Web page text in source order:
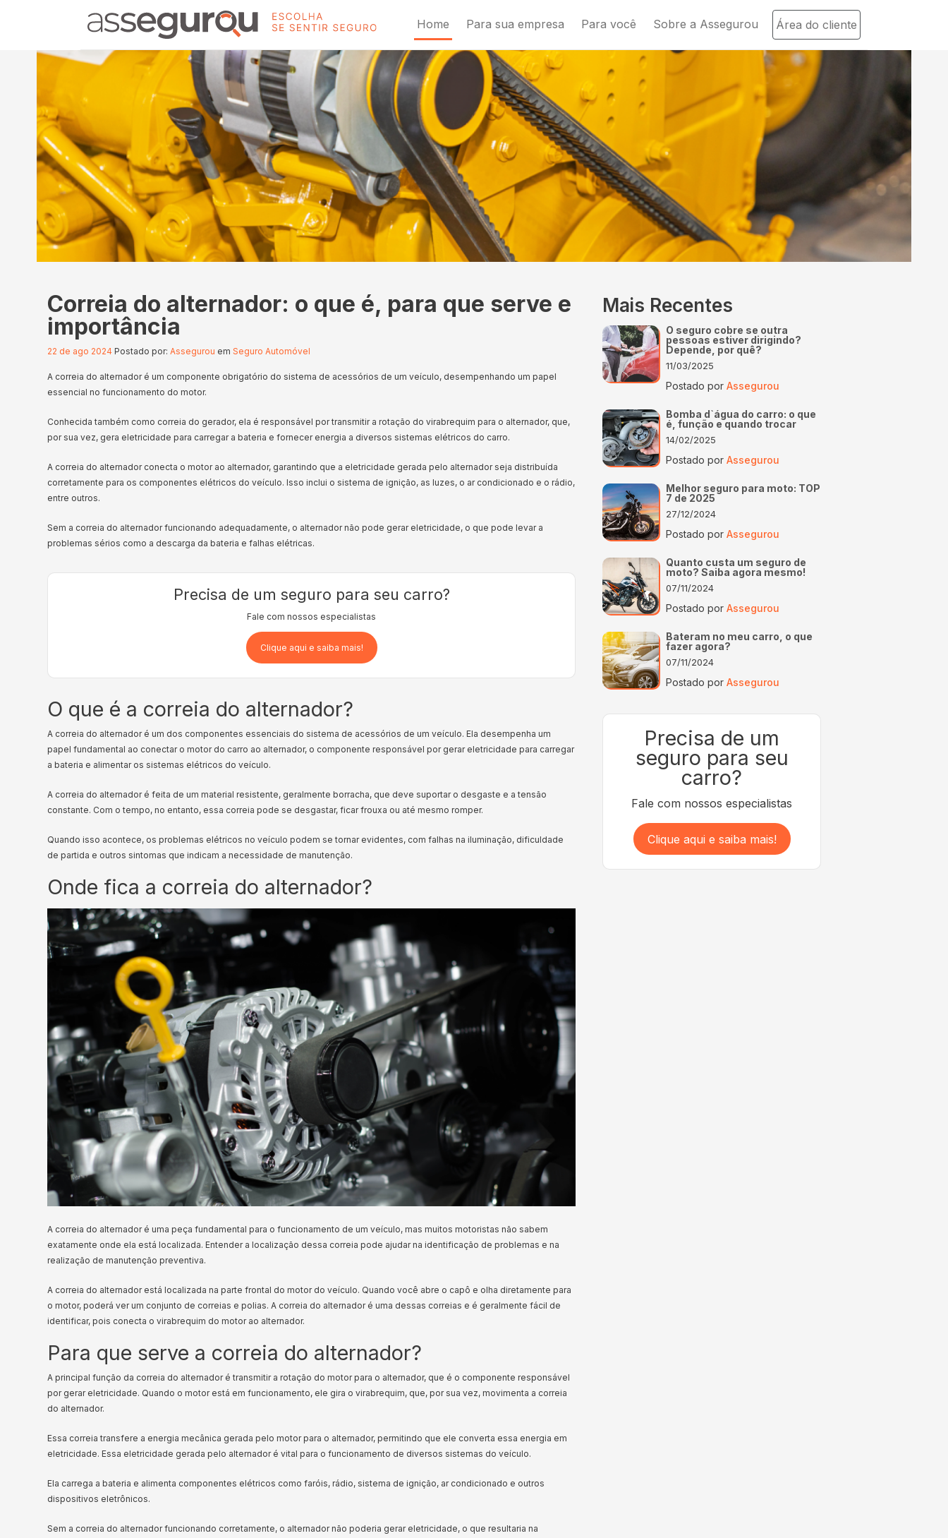
Home Para sua empresa Para você Sobre a Assegurou Área do cliente
Correia do alternador: o que é, para que serve e
importância
22 de ago 2024 Postado por: Assegurou em Seguro Automóvel
A correia do alternador é um componente obrigatório do sistema de acessórios de um veículo, desempenhando um papel
essencial no funcionamento do motor.
Conhecida também como correia do gerador, ela é responsável por transmitir a rotação do virabrequim para o alternador, que,
por sua vez, gera eletricidade para carregar a bateria e fornecer energia a diversos sistemas elétricos do carro.
A correia do alternador conecta o motor ao alternador, garantindo que a eletricidade gerada pelo alternador seja distribuída
corretamente para os componentes elétricos do veículo. Isso inclui o sistema de ignição, as luzes, o ar condicionado e o rádio,
entre outros.
Sem a correia do alternador funcionando adequadamente, o alternador não pode gerar eletricidade, o que pode levar a
problemas sérios como a descarga da bateria e falhas elétricas.
Precisa de um seguro para seu carro?
Fale com nossos especialistas
Clique aqui e saiba mais!
O que é a correia do alternador?
A correia do alternador é um dos componentes essenciais do sistema de acessórios de um veículo. Ela desempenha um
papel fundamental ao conectar o motor do carro ao alternador, o componente responsável por gerar eletricidade para carregar
a bateria e alimentar os sistemas elétricos do veículo.
A correia do alternador é feita de um material resistente, geralmente borracha, que deve suportar o desgaste e a tensão
constante. Com o tempo, no entanto, essa correia pode se desgastar, ficar frouxa ou até mesmo romper.
Quando isso acontece, os problemas elétricos no veículo podem se tornar evidentes, com falhas na iluminação, dificuldade
de partida e outros sintomas que indicam a necessidade de manutenção.
Onde fica a correia do alternador?
A correia do alternador é uma peça fundamental para o funcionamento de um veículo, mas muitos motoristas não sabem
exatamente onde ela está localizada. Entender a localização dessa correia pode ajudar na identificação de problemas e na
realização de manutenção preventiva.
A correia do alternador está localizada na parte frontal do motor do veículo. Quando você abre o capô e olha diretamente para
o motor, poderá ver um conjunto de correias e polias. A correia do alternador é uma dessas correias e é geralmente fácil de
identificar, pois conecta o virabrequim do motor ao alternador.
Para que serve a correia do alternador?
A principal função da correia do alternador é transmitir a rotação do motor para o alternador, que é o componente responsável
por gerar eletricidade. Quando o motor está em funcionamento, ele gira o virabrequim, que, por sua vez, movimenta a correia
do alternador.
Essa correia transfere a energia mecânica gerada pelo motor para o alternador, permitindo que ele converta essa energia em
eletricidade. Essa eletricidade gerada pelo alternador é vital para o funcionamento de diversos sistemas do veículo.
Ela carrega a bateria e alimenta componentes elétricos como faróis, rádio, sistema de ignição, ar condicionado e outros
dispositivos eletrônicos.
Sem a correia do alternador funcionando corretamente, o alternador não poderia gerar eletricidade, o que resultaria na
Mais Recentes
O seguro cobre se outra
pessoas estiver dirigindo?
Depende, por quê?
11/03/2025
Postado porAssegurou
Bomba d`água do carro: o que
é, função e quando trocar
14/02/2025
Postado porAssegurou
Melhor seguro para moto: TOP
7 de 2025
27/12/2024
Postado porAssegurou
Quanto custa um seguro de
moto? Saiba agora mesmo!
07/11/2024
Postado porAssegurou
Bateram no meu carro, o que
fazer agora?
07/11/2024
Postado porAssegurou
Precisa de um
seguro para seu
carro?
Fale com nossos especialistas
Clique aqui e saiba mais!